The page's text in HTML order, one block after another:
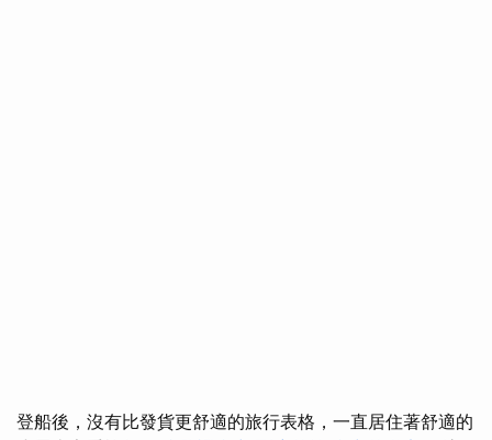
登船後，沒有比發貨更舒適的旅行表格，一直居住著舒適的